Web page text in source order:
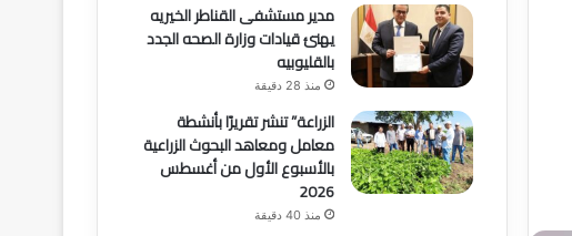
مدير مستشفى القناطر الخيريه
يهنئ قيادات وزارة الصحه الجدد
بالقليوبيه
منذ 28 دقيقة
الزراعة” تنشر تقريرًا بأنشطة
معامل ومعاهد البحوث الزراعية
بالأسبوع الأول من أغسطس
2026
منذ 40 دقيقة